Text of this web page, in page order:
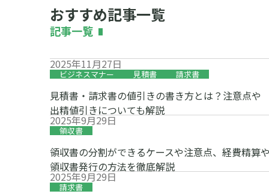
おすすめ記事一覧
記事一覧
2025年11月27日
ビジネスマナー 見積書 請求書
見積書・請求書の値引きの書き方とは？注意点や
出精値引きについても解説
2025年9月29日
領収書
領収書の分割ができるケースや注意点、経費精算
領収書発行の方法を徹底解説
2025年9月29日
請求書